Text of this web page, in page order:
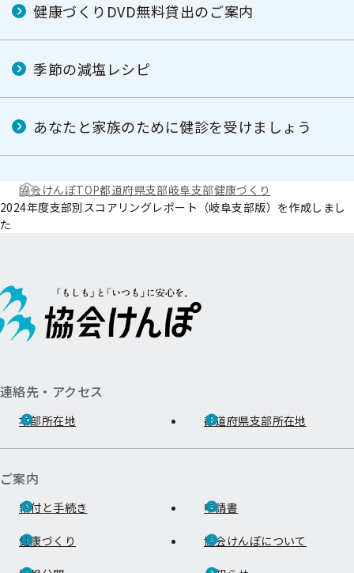
健康づくりDVD無料貸出のご案内
季節の減塩レシピ
あなたと家族のために健診を受けましょう
協会けんぽTOP都道府県支部岐阜支部健康づくり
2024年度支部別スコアリングレポート（岐阜支部版）を作成しまし
た
連絡先・アクセス
本部所在地 都道府県支部所在地
ご案内
給付と手続き 申請書
健康づくり 協会けんぽについて